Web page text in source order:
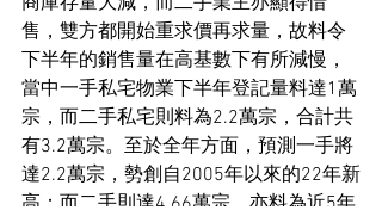
售，雙方都開始重求價再求量，故料令
下半年的銷售量在高基數下有所減慢，
當中一手私宅物業下半年登記量料達1萬
宗，而二手私宅則料為2.2萬宗，合計共
有3.2萬宗。至於全年方面，預測一手將
達2.2萬宗，勢創自2005年以來的22年新
高；而二手則達4.66萬宗，亦料為近5年